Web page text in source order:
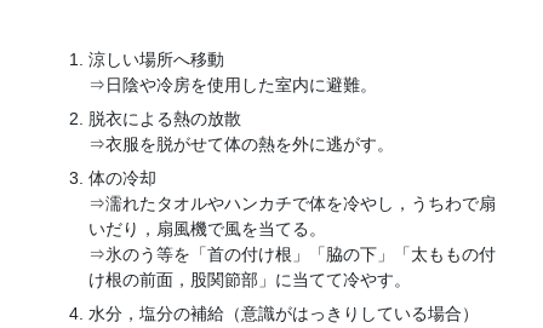
涼しい場所へ移動
⇒日陰や冷房を使用した室内に避難。
脱衣による熱の放散
⇒衣服を脱がせて体の熱を外に逃がす。
体の冷却
⇒濡れたタオルやハンカチで体を冷やし，うちわで扇
いだり，扇風機で風を当てる。
⇒氷のう等を「首の付け根」「脇の下」「太ももの付
け根の前面，股関節部」に当てて冷やす。
水分，塩分の補給（意識がはっきりしている場合）